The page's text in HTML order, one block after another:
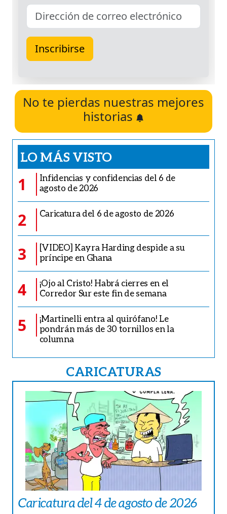
No te pierdas nuestras mejores
historias
LO MÁS VISTO
1
Infidencias y confidencias del 6 de
agosto de 2026
2 Caricatura del 6 de agosto de 2026
3
[VIDEO] Kayra Harding despide a su
príncipe en Ghana
4
¡Ojo al Cristo! Habrá cierres en el
Corredor Sur este fin de semana
5
¡Martinelli entra al quirófano! Le
pondrán más de 30 tornillos en la
columna
CARICATURAS
Caricatura del 4 de agosto de 2026